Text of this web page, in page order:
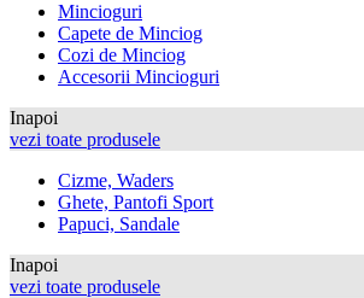
Mincioguri
Capete de Minciog
Cozi de Minciog
Accesorii Mincioguri
Inapoi
vezi toate produsele
Cizme, Waders
Ghete, Pantofi Sport
Papuci, Sandale
Inapoi
vezi toate produsele